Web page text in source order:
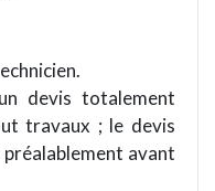
devis totalement
travaux ; le devis
avant